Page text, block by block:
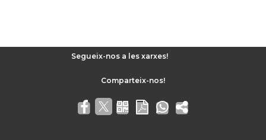
Segueix-nos a les xarxes!